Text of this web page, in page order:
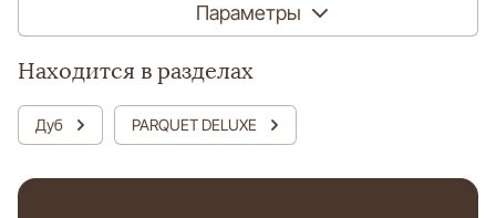
Параметры
Находится в разделах
Дуб PARQUET DELUXE